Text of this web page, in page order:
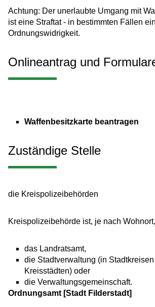
Achtung: Der unerlaubte Umgang mit
ist eine Straftat - in bestimmten Fällen
Ordnungswidrigkeit.
Onlineantrag und
Waffenbesitzkarte beantragen
Zuständige Stelle
die Kreispolizeibehörden
Kreispolizeibehörde ist, je nach Wohnort,
das Landratsamt,
die Stadtverwaltung (in
Kreisstädten) oder
die Verwaltungsgemeinschaft.
Ordnungsamt [Stadt Filderstadt]